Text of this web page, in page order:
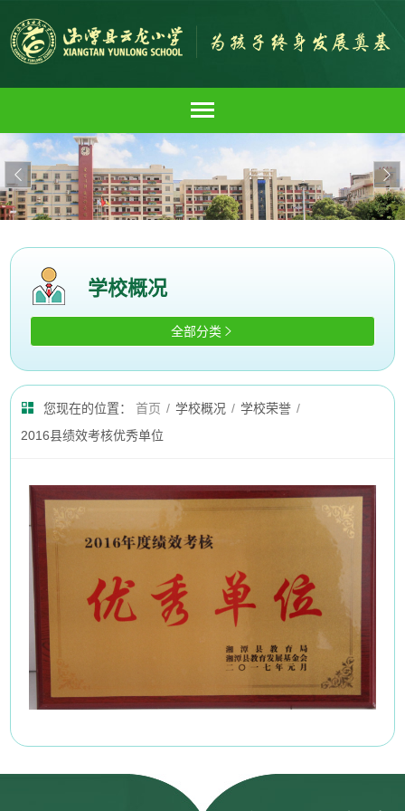
 
学校概况
全部分类 
您现在的位置： 首页 / 学校概况 / 学校荣誉 /
2016县绩效考核优秀单位